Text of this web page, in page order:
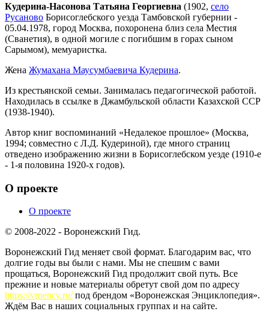
Кудерина-Насонова Татьяна Георгиевна (1902, село
Русаново Борисоглебского уезда Тамбовской губернии -
05.04.1978, город Москва, похоронена близ села Местия
(Сванетия), в одной могиле с погибшим в горах сыном
Сарымом), мемуаристка.
Жена Жумахана Маусумбаевича Кудерина.
Из крестьянской семьи. Занималась педагогической работой.
Находилась в ссылке в Джамбульской области Казахской ССР
(1938-1940).
Автор книг воспоминаний «Недалекое прошлое» (Москва,
1994; совместно с Л.Д. Кудериной), где много страниц
отведено изображению жизни в Борисоглебском уезде (1910-е
- 1-я половина 1920-х годов).
О проекте
О проекте
© 2008-2022 - Воронежский Гид.
Воронежский Гид меняет свой формат. Благодарим вас, что
долгие годы вы были с нами. Мы не спешим с вами
прощаться, Воронежский Гид продолжит свой путь. Все
прежние и новые материалы обретут свой дом по адресу
https://vrnency.ru/под брендом «Воронежская Энциклопедия».
Ждём Вас в наших социальных группах и на сайте.